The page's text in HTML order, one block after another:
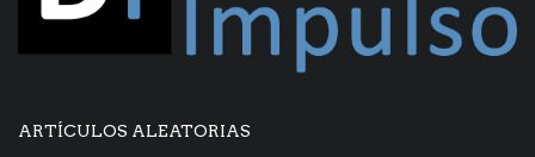
ARTÍCULOS ALEATORIAS